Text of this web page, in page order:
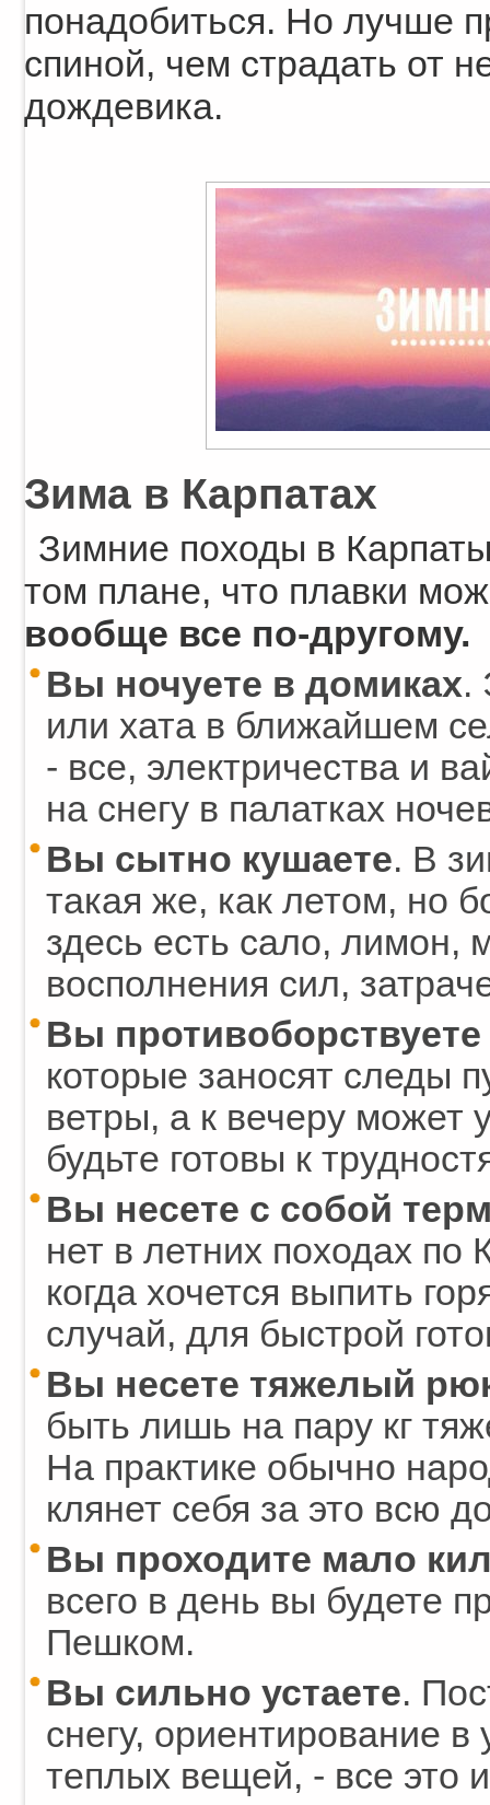
понадобиться. Но лучше
спиной, чем страдать от
дождевика.
Зима в Карпатах
Зимние походы в
том плане, что плавки
вообще все по-другому.
Вы ночуете в домиках.
или хата в ближайшем
- все, электричества и
на снегу в палатках
Вы сытно кушаете. В
такая же, как летом, но
здесь есть сало, лимон,
восполнения сил,
Вы
которые заносят следы
ветры, а к вечеру
будьте готовы к
Вы несете с собой
нет в летних походах
когда хочется выпить
случай, для быстрой
Вы несете тяжелый
быть лишь на пару кг
На практике обычно
клянет себя за это всю
Вы проходите мало
всего в день вы будете
Пешком.
Вы сильно устаете.
снегу, ориентирование
теплых вещей, - все это